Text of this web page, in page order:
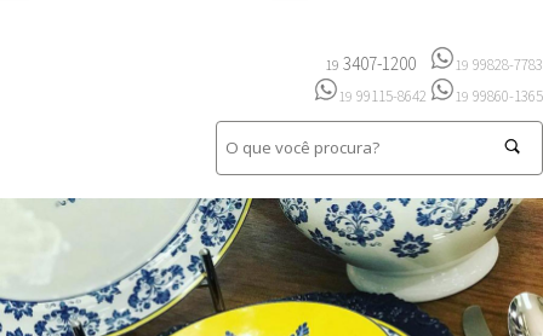
19 3407-1200 19 99828-7783
19 99115-8642 19 99860-1365